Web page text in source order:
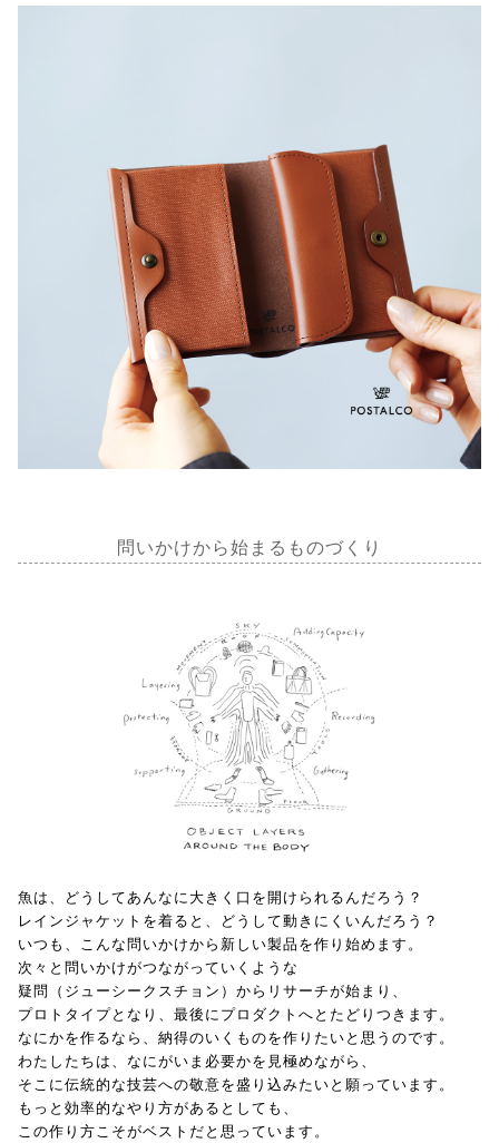
問いかけから始まるものづくり
魚は、どうしてあんなに大きく口を開けられるんだろう？
レインジャケットを着ると、どうして動きにくいんだろう？
いつも、こんな問いかけから新しい製品を作り始めます。
次々と問いかけがつながっていくような
疑問（ジューシークスチョン）からリサーチが始まり、
プロトタイプとなり、最後にプロダクトへとたどりつきます。
なにかを作るなら、納得のいくものを作りたいと思うのです。
わたしたちは、なにがいま必要かを見極めながら、
そこに伝統的な技芸への敬意を盛り込みたいと願っています。
もっと効率的なやり方があるとしても、
この作り方こそがベストだと思っています。